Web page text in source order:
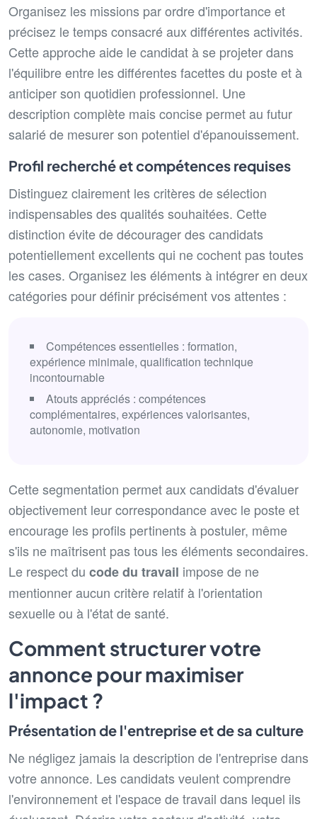
Organisez les missions par ordre d'importance et
précisez le temps consacré aux différentes activités.
Cette approche aide le candidat à se projeter dans
l'équilibre entre les différentes facettes du poste et à
anticiper son quotidien professionnel. Une
description complète mais concise permet au futur
salarié de mesurer son potentiel d'épanouissement.
Profil recherché et compétences requises
Distinguez clairement les critères de sélection
indispensables des qualités souhaitées. Cette
distinction évite de décourager des candidats
potentiellement excellents qui ne cochent pas toutes
les cases. Organisez les éléments à intégrer en deux
catégories pour définir précisément vos attentes :
Compétences essentielles : formation,
expérience minimale, qualification technique
incontournable
Atouts appréciés : compétences
complémentaires, expériences valorisantes,
autonomie, motivation
Cette segmentation permet aux candidats d'évaluer
objectivement leur correspondance avec le poste et
encourage les profils pertinents à postuler, même
s'ils ne maîtrisent pas tous les éléments secondaires.
Le respect du code du travail impose de ne
mentionner aucun critère relatif à l'orientation
sexuelle ou à l'état de santé.
Comment structurer votre
annonce pour maximiser
l'impact ?
Présentation de l'entreprise et de sa culture
Ne négligez jamais la description de l'entreprise dans
votre annonce. Les candidats veulent comprendre
l'environnement et l'espace de travail dans lequel ils